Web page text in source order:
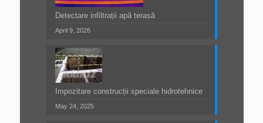
Detectare infiltrații apă terasă
April 9, 2026
Impozitare construcții speciale hidrotehnice
May 24, 2025